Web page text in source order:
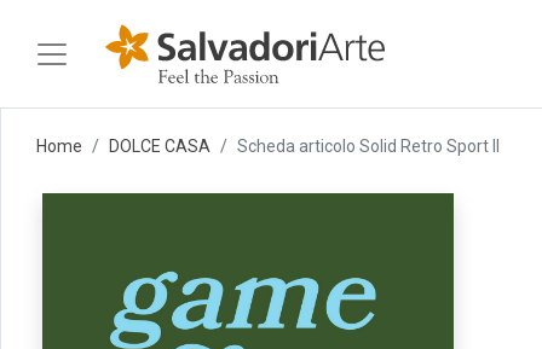
Home DOLCE CASA Scheda articolo Solid Retro Sport II